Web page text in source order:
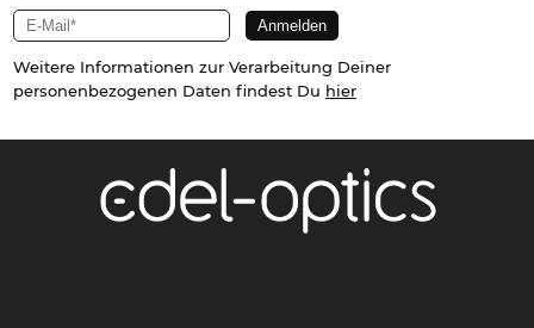
Weitere Informationen zur Verarbeitung Deiner
personenbezogenen Daten findest Du hier